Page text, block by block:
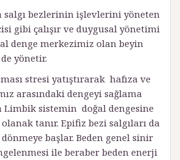
salgı bezlerinin işlevlerini yöneten
gibi çalışır ve duygusal yönetimi
denge merkezimiz olan beyin
yönetir.
stresi yatıştırarak hafıza ve
arasındaki dengeyi sağlama
sistemin doğal dengesine
tanır. Epifiz bezi salgıları da
başlar. Beden genel sinir
ile beraber beden enerji